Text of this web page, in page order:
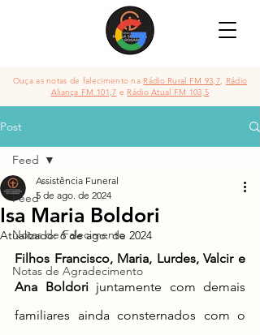
Ouça as notas de falecimento na Rádio Rural FM 93,7, Rádio
Aliança FM 101,7 e Rádio Atual FM 103,5
Post
Feed
Notas de Falecimento
Notas de Agradecimento
Feed
Isa Maria Boldori
Assistência Funeral
5 de ago. de 2024
Atualizado:6 de ago. de 2024
Filhos Francisco, Maria, Lurdes, Valcir e
Ana Boldori juntamente com demais
familiares ainda consternados com o